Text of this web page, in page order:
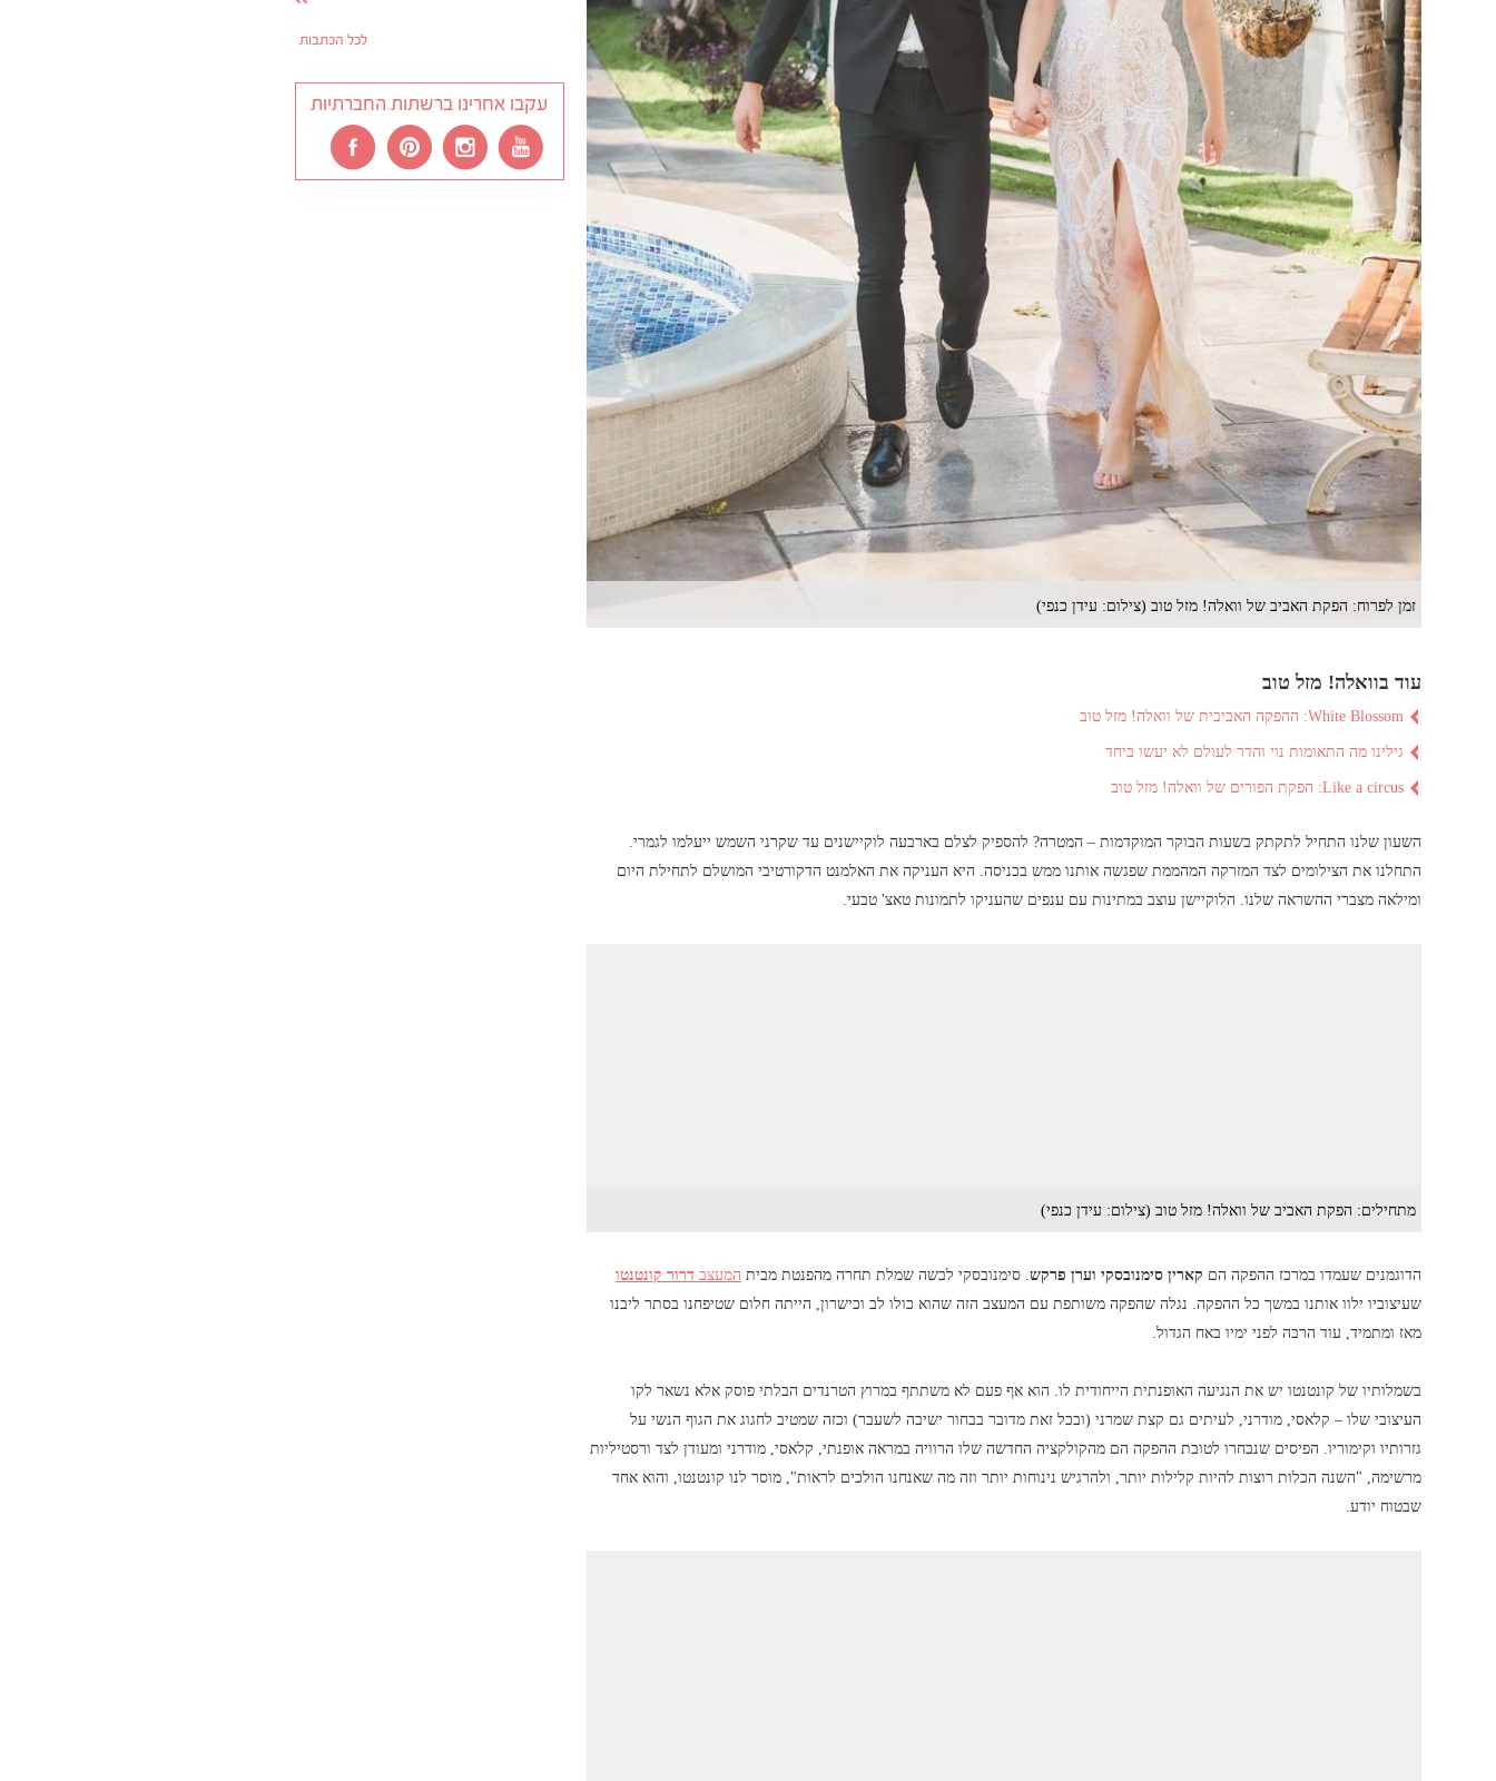
זמן לפרוח: הפקת האביב של וואלה! מזל טוב (צילום: עידן כנפי)
עוד בוואלה! מזל טוב
White Blossom: ההפקה האביבית של וואלה! מזל טוב
גילינו מה התאומות נוי והדר לעולם לא יעשו ביחד
Like a circus: הפקת הפורים של וואלה! מזל טוב
השעון שלנו התחיל לתקתק בשעות הבוקר המוקדמות – המטרה? להספיק לצלם בארבעה לוקיישנים עד שקרני השמש ייעלמו לגמרי.
התחלנו את הצילומים לצד המזרקה המהממת שפגשה אותנו ממש בכניסה. היא העניקה את האלמנט הדקורטיבי המושלם לתחילת היום
ומילאה מצברי ההשראה שלנו. הלוקיישן עוצב במתינות עם ענפים שהעניקו לתמונות טאצ' טבעי.
מתחילים: הפקת האביב של וואלה! מזל טוב (צילום: עידן כנפי)
הדוגמנים שעמדו במרכז ההפקה הם קארין סימנובסקי וערן פרקש. סימנובסקי לבשה שמלת תחרה מהפנטת מבית המעצב דרור קונטנטו
שעיצוביו ילוו אותנו במשך כל ההפקה. נגלה שהפקה משותפת עם המעצב הזה שהוא כולו לב וכישרון, הייתה חלום שטיפחנו בסתר ליבנו
מאז ומתמיד, עוד הרבה לפני ימיו באח הגדול.
בשמלותיו של קונטנטו יש את הנגיעה האופנתית הייחודית לו. הוא אף פעם לא משתתף במרוץ הטרנדים הבלתי פוסק אלא נשאר לקו
העיצובי שלו – קלאסי, מודרני, לעיתים גם קצת שמרני (ובכל זאת מדובר בבחור ישיבה לשעבר) וכזה שמטיב לחגוג את הגוף הנשי על
גזרותיו וקימוריו. הפיסים שנבחרו לטובת ההפקה הם מהקולקציה החדשה שלו הרוויה במראה אופנתי, קלאסי, מודרני ומעודן לצד ורסטיליות
מרשימה, "השנה הכלות רוצות להיות קלילות יותר, ולהרגיש נינוחות יותר וזה מה שאנחנו הולכים לראות", מוסר לנו קונטנטו, והוא אחד
שבטוח יודע.
לכל הכתבות
עקבו אחרינו ברשתות החברתיות